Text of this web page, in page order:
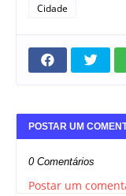
Cidade
POSTAR UM
0 Comentários
Postar um